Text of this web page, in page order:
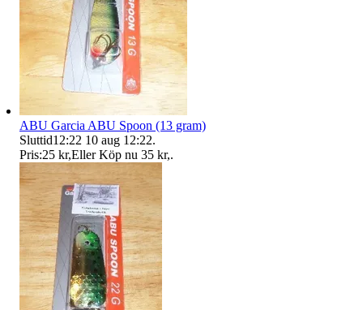
ABU Garcia ABU Spoon (13 gram)
Sluttid12:22 10 aug 12:22.
Pris:25 kr,Eller Köp nu 35 kr,.